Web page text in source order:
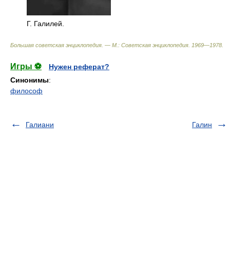
Г. Галилей.
Большая советская энциклопедия. — М.: Советская энциклопедия 1969—1978
Игры ⚽
Нужен реферат?
Синонимы:
философ
Галиани Галин